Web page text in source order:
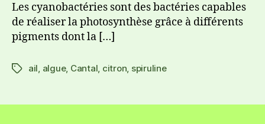
Les cyanobactéries sont des bactéries capables
de réaliser la photosynthèse grâce à différents
pigments dont la […]
ail, algue, Cantal, citron, spiruline